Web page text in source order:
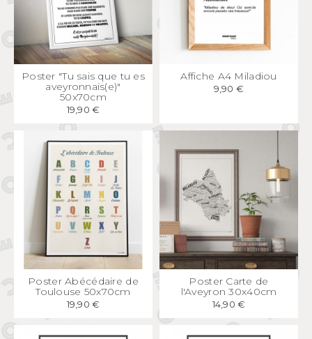
APERÇU RAPIDE
Poster "Tu sais que tu es
aveyronnais(e)"
50x70cm
19,90 €
APERÇU RAPIDE
Affiche A4 Miladiou
9,90 €
APERÇU RAPIDE
Poster Abécédaire de
Toulouse 50x70cm
19,90 €
APERÇU RAPIDE
Poster Carte de
l'Aveyron 30x40cm
14,90 €